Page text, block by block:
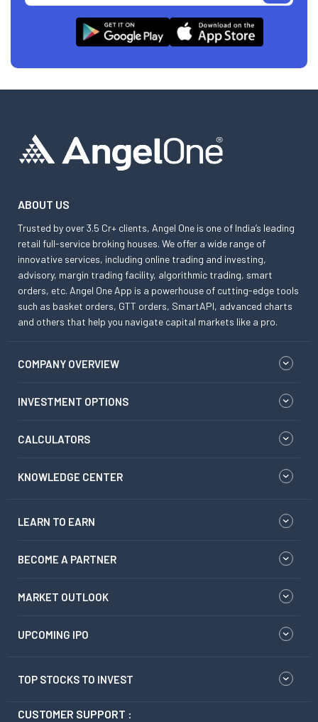
ABOUT US
Trusted by over 3.5 Cr+ clients, Angel One is one of India’s leading
retail full-service broking houses. We offer a wide range of
innovative services, including online trading and investing,
advisory, margin trading facility, algorithmic trading, smart
orders, etc. Angel One App is a powerhouse of cutting-edge tools
such as basket orders, GTT orders, SmartAPI, advanced charts
and others that help you navigate capital markets like a pro.
COMPANY OVERVIEW
INVESTMENT OPTIONS
CALCULATORS
KNOWLEDGE CENTER
LEARN TO EARN
BECOME A PARTNER
MARKET OUTLOOK
UPCOMING IPO
TOP STOCKS TO INVEST
CUSTOMER SUPPORT :